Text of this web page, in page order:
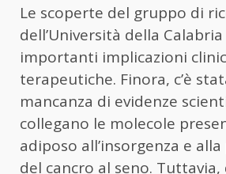
Le scoperte del gruppo di
dell’Università della
importanti implicazioni
terapeutiche. Finora, c’è
mancanza di evidenze
collegano le molecole
adiposo all’insorgenza e
del cancro al seno.